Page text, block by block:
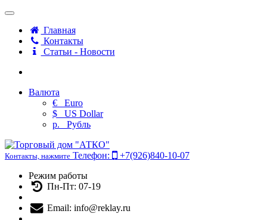
Главная
Контакты
Статьи - Новости
Валюта
€ Euro
$ US Dollar
р. Рубль
Контакты, нажмите Телефон:
+7(926)840-10-07
Режим работы
Пн-Пт: 07-19
Email: info@reklay.ru